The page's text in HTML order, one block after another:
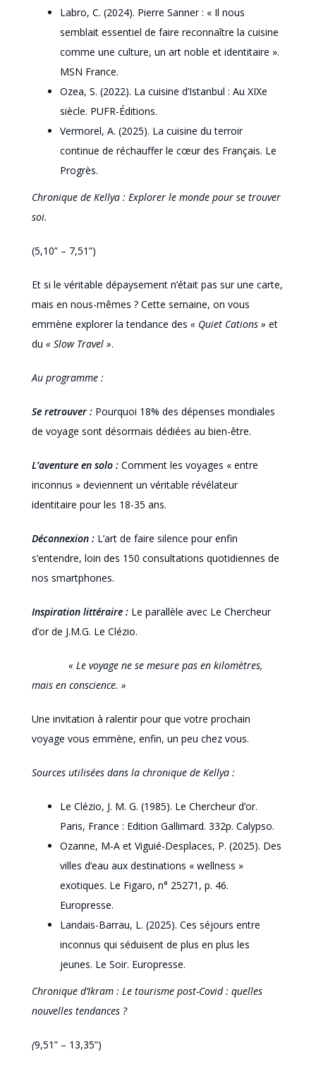
Labro, C. (2024). Pierre Sanner : « Il nous
semblait essentiel de faire reconnaître la cuisine
comme une culture, un art noble et identitaire ».
MSN France.
Ozea, S. (2022). La cuisine d’Istanbul : Au XIXe
siècle. PUFR-Éditions.
Vermorel, A. (2025). La cuisine du terroir
continue de réchauffer le cœur des Français. Le
Progrès.
Chronique de Kellya : Explorer le monde pour se trouver
soi.
(5,10” – 7,51”)
Et si le véritable dépaysement n’était pas sur une carte,
mais en nous-mêmes ? Cette semaine, on vous
emmène explorer la tendance des « Quiet Cations » et
du « Slow Travel ».
Au programme :
Se retrouver : Pourquoi 18% des dépenses mondiales
de voyage sont désormais dédiées au bien-être.
L’aventure en solo : Comment les voyages « entre
inconnus » deviennent un véritable révélateur
identitaire pour les 18-35 ans.
Déconnexion : L’art de faire silence pour enfin
s’entendre, loin des 150 consultations quotidiennes de
nos smartphones.
Inspiration littéraire : Le parallèle avec Le Chercheur
d’or de J.M.G. Le Clézio.
« Le voyage ne se mesure pas en kilomètres,
mais en conscience. »
Une invitation à ralentir pour que votre prochain
voyage vous emmène, enfin, un peu chez vous.
Sources utilisées dans la chronique de Kellya :
Le Clézio, J. M. G. (1985). Le Chercheur d’or.
Paris, France : Edition Gallimard. 332p. Calypso.
Ozanne, M-A et Viguié-Desplaces, P. (2025). Des
villes d’eau aux destinations « wellness »
exotiques. Le Figaro, n° 25271, p. 46.
Europresse.
Landais-Barrau, L. (2025). Ces séjours entre
inconnus qui séduisent de plus en plus les
jeunes. Le Soir. Europresse.
Chronique d’Ikram : Le tourisme post-Covid : quelles
nouvelles tendances ?
(9,51” – 13,35”)